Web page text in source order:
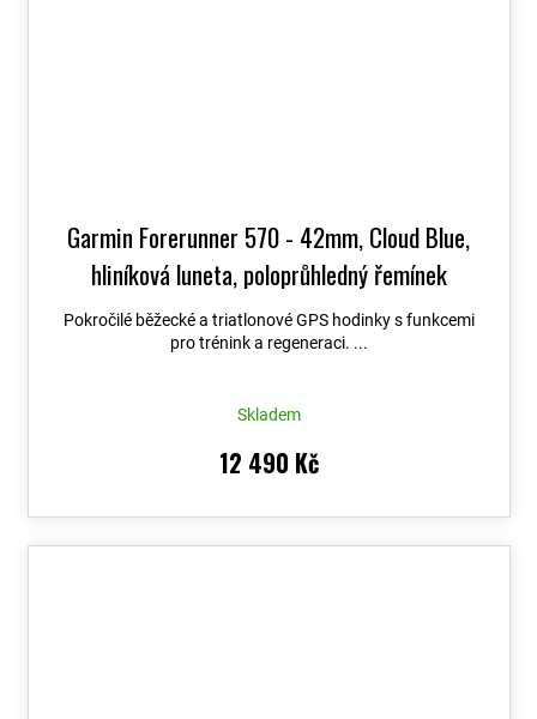
Garmin Forerunner 570 - 42mm, Cloud Blue,
hliníková luneta, poloprůhledný řemínek
Whitestone/Cloud Blue 010-02970-01+
možnost výměny do 90 dní
Pokročilé běžecké a triatlonové GPS hodinky s funkcemi
pro trénink a regeneraci. ...
Skladem
12 490 Kč